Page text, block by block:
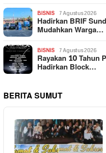
BISNIS 7 Agustus 2026
Hadirkan BRIF
Mudahkan Warga…
BISNIS 7 Agustus 2026
Rayakan 10 Tahun
Hadirkan Block…
BERITA SUMUT